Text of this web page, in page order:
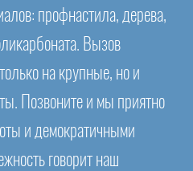
профнастила, дерева,
Вызов
на крупные, но и
Позвоните и мы приятно
и демократичными
говорит наш